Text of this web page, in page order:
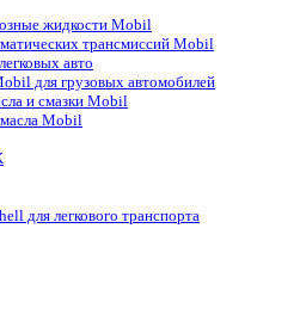
жидкости Mobil
трансмиссий Mobil
авто
для грузовых автомобилей
и смазки Mobil
Mobil
для легкового транспорта